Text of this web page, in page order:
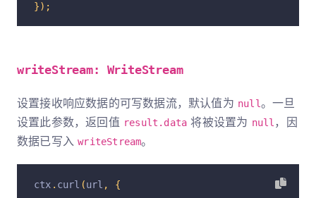
});
writeStream: WriteStream
设置接收响应数据的可写数据流，默认值为 null。一旦
设置此参数，返回值 result.data 将被设置为 null ，因
数据已写入writeStream。
ctx . curl (url ,
{